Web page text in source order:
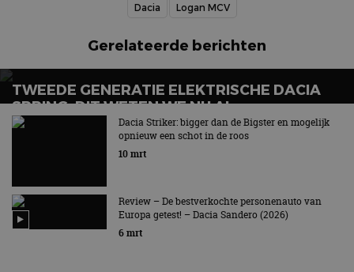
Dacia Logan MCV
Gerelateerde berichten
TWEEDE GENERATIE ELEKTRISCHE DACIA
SPRING, DIT WETEN WE NU AL
Op basis van Renault Twingo-platform
Dacia Striker: bigger dan de Bigster en mogelijk
opnieuw een schot in de roos
10 mrt
Review – De bestverkochte personenauto van
Europa getest! – Dacia Sandero (2026)
6 mrt